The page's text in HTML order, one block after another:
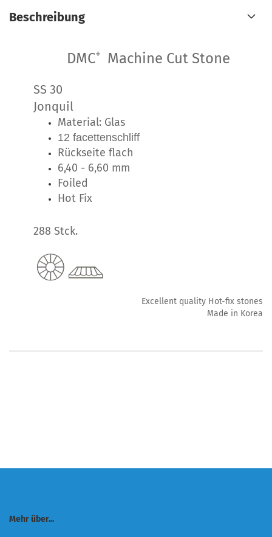
Beschreibung
DMC+ Machine Cut Stone
SS 30
Jonquil
Material: Glas
12 facettenschliff
Rückseite flach
6,40 - 6,60 mm
Foiled
Hot Fix
288 Stck.
Excellent quality Hot-fix stones
Made in Korea
Mehr über...